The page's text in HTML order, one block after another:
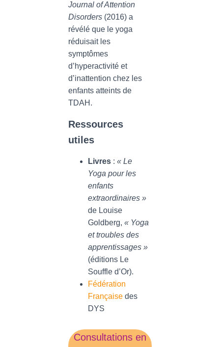
Journal of Attention
Disorders (2016) a
révélé que le yoga
réduisait les
symptômes
d’hyperactivité et
d’inattention chez les
enfants atteints de
TDAH.
Ressources
utiles
Livres : « Le
Yoga pour les
enfants
extraordinaires »
de Louise
Goldberg, « Yoga
et troubles des
apprentissages »
(éditions Le
Souffle d’Or).
Fédération
Française des
DYS
Consultations en